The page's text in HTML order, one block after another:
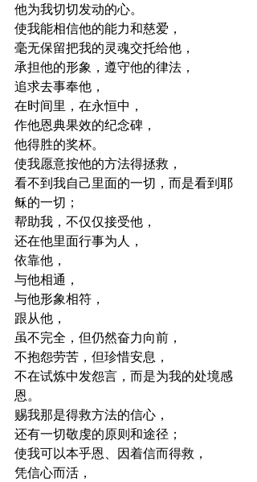
他为我切切发动的心。
使我能相信他的能力和慈爱，
毫无保留把我的灵魂交托给他，
承担他的形象，遵守他的律法，
追求去事奉他，
在时间里，在永恒中，
作他恩典果效的纪念碑，
他得胜的奖杯。
使我愿意按他的方法得拯救，
看不到我自己里面的一切，而是看到耶
稣的一切；
帮助我，不仅仅接受他，
还在他里面行事为人，
依靠他，
与他相通，
与他形象相符，
跟从他，
虽不完全，但仍然奋力向前，
不抱怨劳苦，但珍惜安息，
不在试炼中发怨言，而是为我的处境感
恩。
赐我那是得救方法的信心，
还有一切敬虔的原则和途径；
使我可以本乎恩、因着信而得救，
凭信心而活，